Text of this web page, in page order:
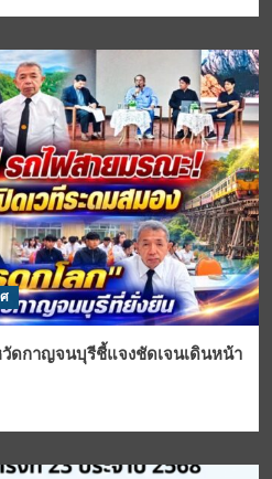
ดกาญจนบุรีชี้แจงชัดเจนเดินหน้า